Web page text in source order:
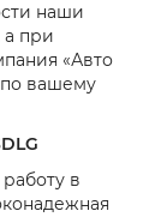
наши
а при
«Авто
вашему
в